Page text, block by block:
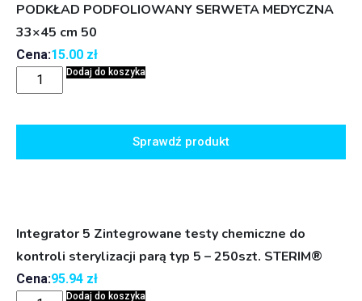
PODKŁAD PODFOLIOWANY SERWETA MEDYCZNA
33×45 cm 50
Cena:15.00 zł
Dodaj do koszyka
Sprawdź produkt
Integrator 5 Zintegrowane testy chemiczne do
kontroli sterylizacji parą typ 5 – 250szt. STERIM®
Cena:95.94 zł
Dodaj do koszyka